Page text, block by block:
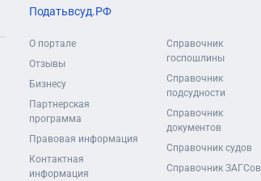
Податьвсуд.РФ
О портале
Отзывы
Бизнесу
Партнерская
программа
Правовая информация
Контактная
информация
Справочник
госпошлины
Справочник
подсудности
Справочник
документов
Справочник судов
Справочник ЗАГСов